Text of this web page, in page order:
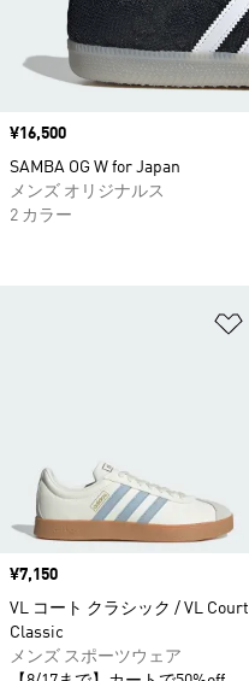
価格
¥7,150
VL コート クラシック / VL Court
Classic
メンズ スポーツウェア
価格
¥16,500
SAMBA OG W for Japan
メンズ オリジナルス
2 カラー